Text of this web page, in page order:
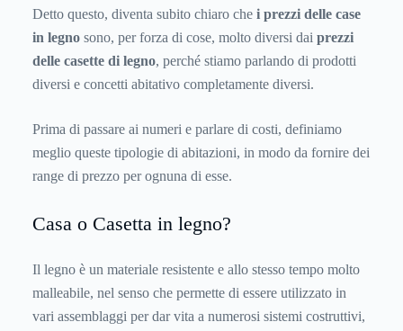
Detto questo, diventa subito chiaro che i prezzi delle case
in legno sono, per forza di cose, molto diversi dai prezzi
delle casette di legno, perché stiamo parlando di prodotti
diversi e concetti abitativo completamente diversi.
Prima di passare ai numeri e parlare di costi, definiamo
meglio queste tipologie di abitazioni, in modo da fornire dei
range di prezzo per ognuna di esse.
Casa o Casetta in legno?
Il legno è un materiale resistente e allo stesso tempo molto
malleabile, nel senso che permette di essere utilizzato in
vari assemblaggi per dar vita a numerosi sistemi costruttivi,